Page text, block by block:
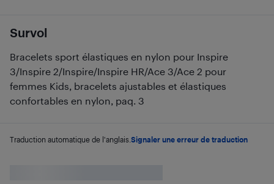
Survol
Bracelets sport élastiques en nylon pour Inspire
3/Inspire 2/Inspire/Inspire HR/Ace 3/Ace 2 pour
femmes Kids, bracelets ajustables et élastiques
confortables en nylon, paq. 3
Traduction automatique de l'anglais. Signaler une erreur de traduction